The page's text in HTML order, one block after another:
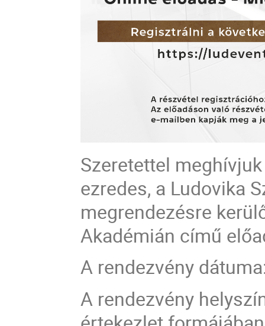
Szeretettel
ezredes, a Ludovika
megrendezésre
Akadémián című
A rendezvény
A rendezvény